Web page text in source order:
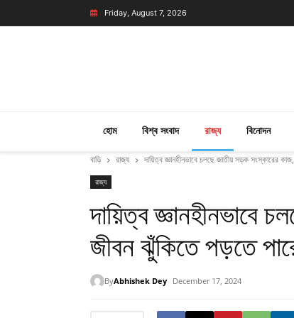
Friday, August 7, 2026
হোম বিশ্ব সংবাদ রাজ্য বিনোদন
বাড়ি রাজ্য দায়িত্ব জ্ঞানহীনভাবে চলছে জাতীয় সড়ক সংস্কারের
রাজ্য
দায়িত্ব জ্ঞানহীনভাবে
জীবন ঝুঁকিতে পড়তে
ByAbhishek Dey December 17, 2024